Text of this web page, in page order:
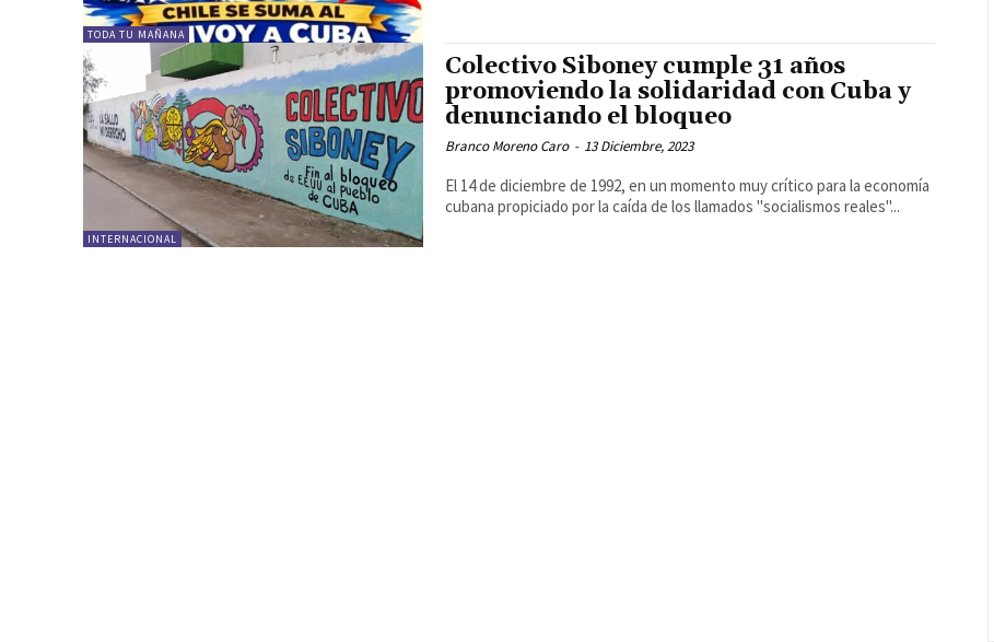
TODA TU MAÑANA
INTERNACIONAL
Colectivo Siboney cumple 31 años
promoviendo la solidaridad con Cuba y
denunciando el bloqueo
Branco Moreno Caro - 13 Diciembre, 2023
El 14 de diciembre de 1992, en un momento muy crítico para la economía
cubana propiciado por la caída de los llamados "socialismos reales"...